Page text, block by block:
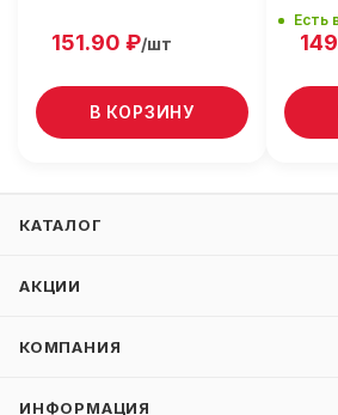
151.90 ₽/шт
В КОРЗИНУ
Есть
КАТАЛОГ
АКЦИИ
КОМПАНИЯ
ИНФОРМАЦИЯ